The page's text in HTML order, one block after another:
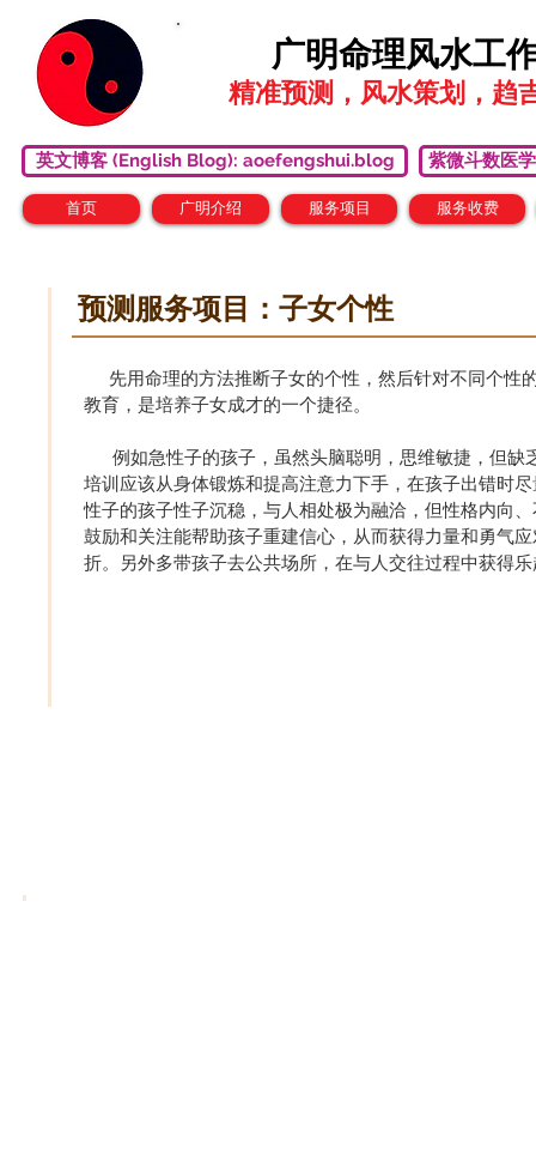
广明命理风水工
精准预测，风水策划，趋
英文博客 (English Blog): aoefengshui.blog 紫微斗数医
首页 广明介绍 服务项目 服务收费
预测服务项目：子女个性
先用命理的方法推断子女的个性，然后针对不同个性
教育，是培养子女成才的一个捷径。
例如急性子的孩子，虽然头脑聪明，思维敏捷，但缺
培训应该从身体锻炼和提高注意力下手，在孩子出错时
性子的孩子性子沉稳，与人相处极为融洽，但性格内向
鼓励和关注能帮助孩子重建信心，从而获得力量和勇气
折。另外多带孩子去公共场所，在与人交往过程中获得